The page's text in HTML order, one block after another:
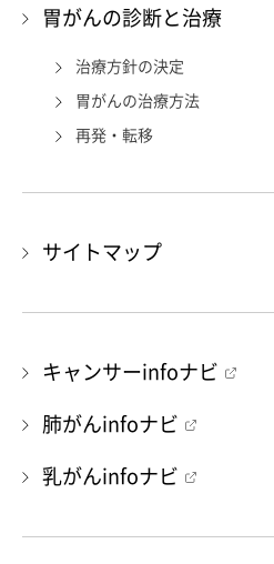
胃がんの診断と治療
治療方針の決定
胃がんの治療方法
再発・転移
サイトマップ
キャンサーinfoナビ
肺がんinfoナビ
乳がんinfoナビ